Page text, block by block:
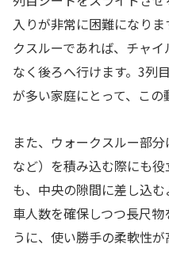
入りが非常に困難になり
クスルーであれば、チャ
なく後ろへ行けます。3列
が多い家庭にとって、この
また、ウォークスルー部
など）を積み込む際にも
も、中央の隙間に差し込
車人数を確保しつつ長尺
うに、使い勝手の柔軟性が